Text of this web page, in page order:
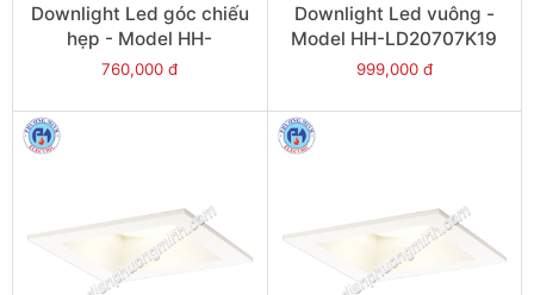
Downlight Led góc chiếu
hẹp - Model HH-
LD70501K19
760,000 đ
Downlight Led vuông -
Model HH-LD20707K19
999,000 đ